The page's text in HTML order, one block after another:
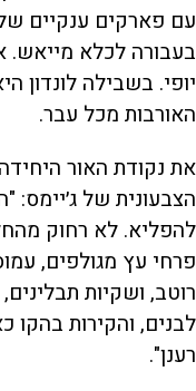
עם פארקים ענקיים
בעבורה לכלא מייאש.
יופי. בשבילה לונדון
האורבות מכל עבר.
את נקודת האור
הצבעונית של
להפליא. לא רחוק
פרחי עץ מגולפים,
רוטב, ושקיות
לבנים, והקירות
רענן".